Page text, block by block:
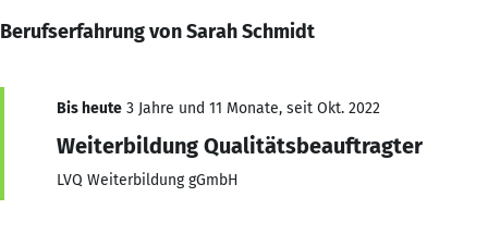
Berufserfahrung von Sarah Schmidt
Bis heute 3 Jahre und 11 Monate, seit Okt. 2022
Weiterbildung Qualitätsbeauftragter
LVQ Weiterbildung gGmbH